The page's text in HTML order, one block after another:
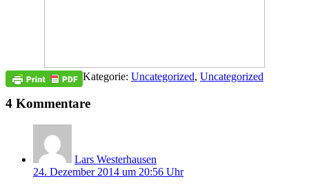
Kategorie: Uncategorized, Uncategorized
4 Kommentare
Lars Westerhausen
24. Dezember 2014 um 20:56 Uhr